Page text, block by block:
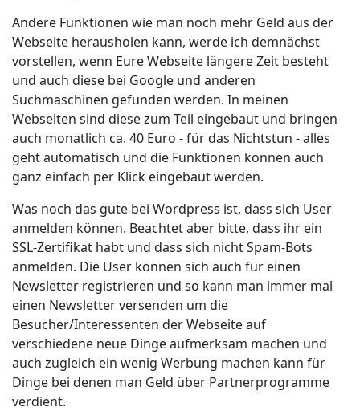
Andere Funktionen wie man noch mehr Geld aus der
Webseite herausholen kann, werde ich demnächst
vorstellen, wenn Eure Webseite längere Zeit besteht
und auch diese bei Google und anderen
Suchmaschinen gefunden werden. In meinen
Webseiten sind diese zum Teil eingebaut und bringen
auch monatlich ca. 40 Euro - für das Nichtstun - alles
geht automatisch und die Funktionen können auch
ganz einfach per Klick eingebaut werden.
Was noch das gute bei Wordpress ist, dass sich User
anmelden können. Beachtet aber bitte, dass ihr ein
SSL-Zertifikat habt und dass sich nicht Spam-Bots
anmelden. Die User können sich auch für einen
Newsletter registrieren und so kann man immer mal
einen Newsletter versenden um die
Besucher/Interessenten der Webseite auf
verschiedene neue Dinge aufmerksam machen und
auch zugleich ein wenig Werbung machen kann für
Dinge bei denen man Geld über Partnerprogramme
verdient.